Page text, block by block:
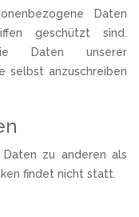
Daten
geschützt sind.
Daten unserer
selbst anzuschreiben
Daten zu anderen als
findet nicht statt.